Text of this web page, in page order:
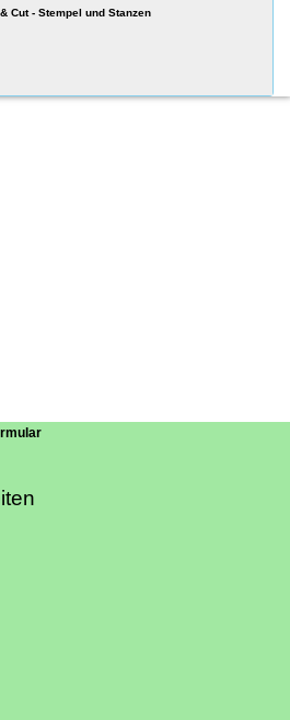
Cut - Stempel und Stanzen